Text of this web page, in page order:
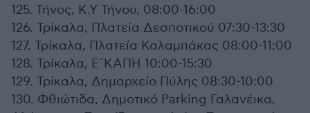
125. Τήνος, Κ.Υ Τήνου, 08:00-16:00
126. Τρίκαλα, Πλατεία Δεσποτικού 07:30-13:30
127. Τρίκαλα, Πλατεία Καλαμπάκας 08:00-11:00
128. Τρίκαλα, Ε΄ΚΑΠΗ 10:00-15:30
129. Τρίκαλα, Δημαρχείο Πύλης 08:30-10:00
130. Φθιώτιδα, Δημοτικό Parking Γαλανέικα,